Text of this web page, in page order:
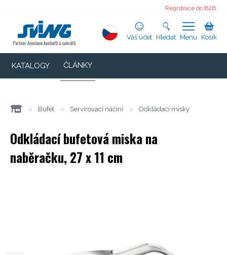
Registrace do B2B
Váš účet Hledat Menu Košík
KATALOGY ČLÁNKY
> Bufet > Servírovací náčiní > Odkládací misky
Odkládací bufetová miska na
naběračku, 27 x 11 cm